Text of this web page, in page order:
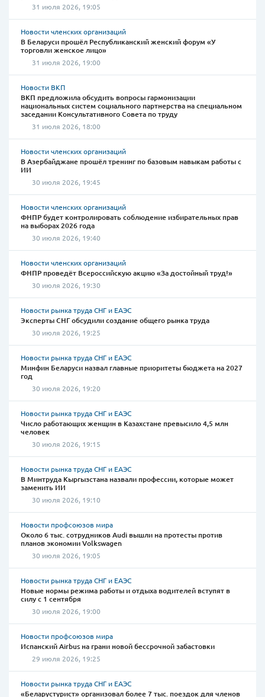
31 июля 2026, 19:05
Новости членских организаций
В Беларуси прошёл Республиканский женский форум «У
торговли женское лицо»
31 июля 2026, 19:00
Новости ВКП
ВКП предложила обсудить вопросы гармонизации
национальных систем социального партнерства на специальном
заседании Консультативного Совета по труду
31 июля 2026, 18:00
Новости членских организаций
В Азербайджане прошёл тренинг по базовым навыкам работы с
ИИ
30 июля 2026, 19:45
Новости членских организаций
ФНПР будет контролировать соблюдение избирательных прав
на выборах 2026 года
30 июля 2026, 19:40
Новости членских организаций
ФНПР проведёт Всероссийскую акцию «За достойный труд!»
30 июля 2026, 19:30
Новости рынка труда СНГ и ЕАЭС
Эксперты СНГ обсудили создание общего рынка труда
30 июля 2026, 19:25
Новости рынка труда СНГ и ЕАЭС
Минфин Беларуси назвал главные приоритеты бюджета на 2027
год
30 июля 2026, 19:20
Новости рынка труда СНГ и ЕАЭС
Число работающих женщин в Казахстане превысило 4,5 млн
человек
30 июля 2026, 19:15
Новости рынка труда СНГ и ЕАЭС
В Минтруда Кыргызстана назвали профессии, которые может
заменить ИИ
30 июля 2026, 19:10
Новости профсоюзов мира
Около 6 тыс. сотрудников Audi вышли на протесты против
планов экономии Volkswagen
30 июля 2026, 19:05
Новости рынка труда СНГ и ЕАЭС
Новые нормы режима работы и отдыха водителей вступят в
силу с 1 сентября
30 июля 2026, 19:00
Новости профсоюзов мира
Испанский Airbus на грани новой бессрочной забастовки
29 июля 2026, 19:25
Новости рынка труда СНГ и ЕАЭС
«Беларустурист» организовал более 7 тыс. поездок для членов